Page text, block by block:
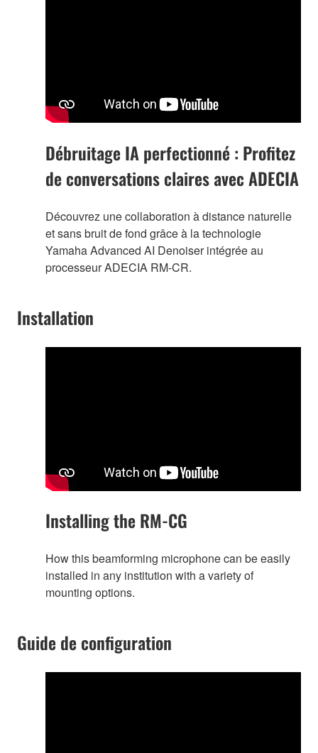
Débruitage IA perfectionné : Profitez
de conversations claires avec ADECIA
Découvrez une collaboration à distance naturelle
et sans bruit de fond grâce à la technologie
Yamaha Advanced AI Denoiser intégrée au
processeur ADECIA RM-CR.
Installation
Installing the RM-CG
How this beamforming microphone can be easily
installed in any institution with a variety of
mounting options.
Guide de configuration